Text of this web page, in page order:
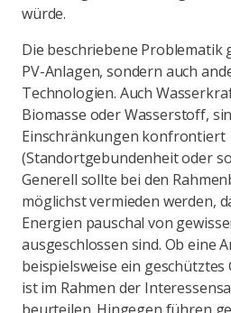
würde.
Die beschriebene
PV-Anlagen, sondern auch
Technologien. Auch
Biomasse oder Wasserstoff,
Einschränkungen konfrontiert
(Standortgebundenheit oder
Generell sollte bei den
möglichst vermieden werden,
Energien pauschal von
ausgeschlossen sind. Ob eine
beispielsweise ein
ist im Rahmen der